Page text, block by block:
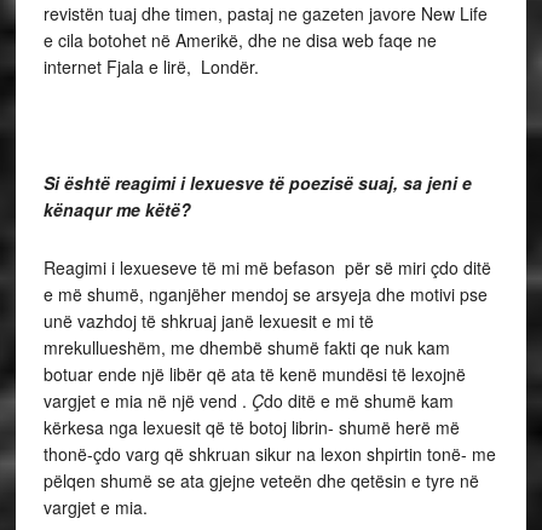
revistën tuaj dhe timen, pastaj ne gazeten javore New Life
e cila botohet në Amerikë, dhe ne disa web faqe ne
internet Fjala e lirë, Londër.
Si është reagimi i lexuesve të poezisë suaj, sa jeni e
kënaqur me këtë?
Reagimi i lexueseve të mi më befason për së miri çdo ditë
e më shumë, nganjëher mendoj se arsyeja dhe motivi pse
unë vazhdoj të shkruaj janë lexuesit e mi të
mrekullueshëm, me dhembë shumë fakti qe nuk kam
botuar ende një libër që ata të kenë mundësi të lexojnë
vargjet e mia në një vend . Çdo ditë e më shumë kam
kërkesa nga lexuesit që të botoj librin- shumë herë më
thonë-çdo varg që shkruan sikur na lexon shpirtin tonë- me
pëlqen shumë se ata gjejne veteën dhe qetësin e tyre në
vargjet e mia.